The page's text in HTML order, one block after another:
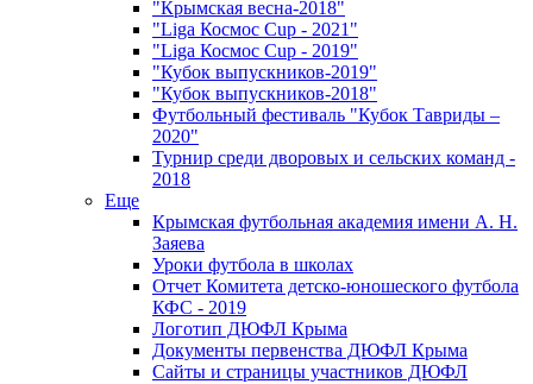
"Крымская весна-2018"
"Liga Космос Cup - 2021"
"Liga Космос Cup - 2019"
"Кубок выпускников-2019"
"Кубок выпускников-2018"
Футбольный фестиваль "Кубок Тавриды –
2020"
Турнир среди дворовых и сельских команд -
2018
Еще
Крымская футбольная академия имени А. Н.
Заяева
Уроки футбола в школах
Отчет Комитета детско-юношеского футбола
КФС - 2019
Логотип ДЮФЛ Крыма
Документы первенства ДЮФЛ Крыма
Сайты и страницы участников ДЮФЛ